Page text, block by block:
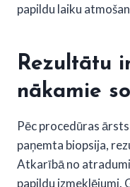
papildu laiku
Rezultātu
nākamie
Pēc procedūras
paņemta biopsija,
Atkarībā no
papildu izmeklējumi.